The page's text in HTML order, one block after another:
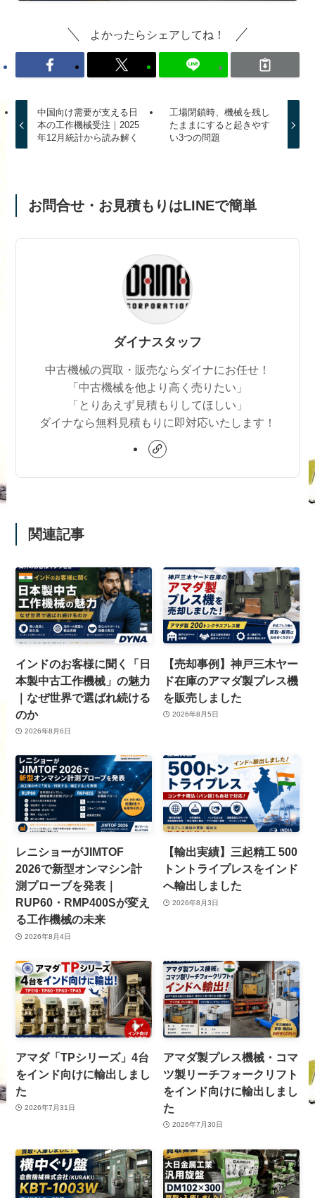
よかったらシェアしてね！
中国向け需要が支える日
本の工作機械受注｜2025
年12月統計から読み解く
工場閉鎖時、機械を残し
たままにすると起きやす
い3つの問題
お問合せ・お見積もりはLINEで簡単
ダイナスタッフ
中古機械の買取・販売ならダイナにお任せ！
「中古機械を他より高く売りたい」
「とりあえず見積もりしてほしい」
ダイナなら無料見積もりに即対応いたします！
関連記事
インドのお客様に聞く「日
本製中古工作機械」の魅力
｜なぜ世界で選ばれ続ける
のか
2026年8月6日
【売却事例】神戸三木ヤー
ド在庫のアマダ製プレス機
を販売しました
2026年8月5日
レニショーがJIMTOF
2026で新型オンマシン計
測プローブを発表｜
RUP60・RMP400Sが変え
る工作機械の未来
2026年8月4日
【輸出実績】三起精工 500
トントライプレスをインド
へ輸出しました
2026年8月3日
アマダ「TPシリーズ」4台
をインド向けに輸出しまし
た
2026年7月31日
アマダ製プレス機械・コマ
ツ製リーチフォークリフト
をインド向けに輸出しまし
た
2026年7月30日